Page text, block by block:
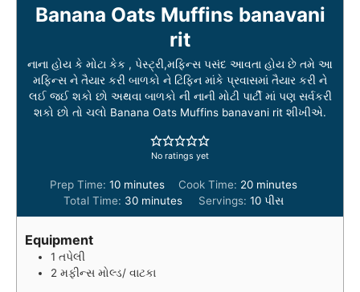
Banana Oats Muffins banavani
rit
નાના હોય કે મોટા કેક , પેસ્ટ્રી,મફિન્સ પસંદ આવતા હોય છે તમે આ
મફિન્સ ને તૈયાર કરી બાળકો ને ટિફિન માંકે પ્રવાસમાં તૈયાર કરી ને
લઈ જઈ શકો છો અથવા બાળકો ની નાની મોટી પાર્ટી માં પણ સર્વકરી
શકો છો તો ચલો Banana Oats Muffins banavani rit શીખીએ.
No ratings yet
Prep Time:10m
i
n
s
minutes Cook Time: 20m
i
n
minutes
Total Time: 30m
i
e
minutes Servings: 10 પીસ
Equipment
1 તપેલી
2 મફીન્સ મોલ્ડ/ વાટકા